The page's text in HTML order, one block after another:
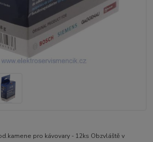
pro kávovary - 12ks Obzvláště v